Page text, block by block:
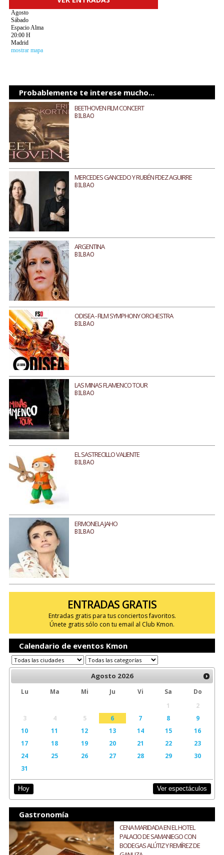
Agosto
Sábado
Espacio Alma
20:00 H
Madrid
mostrar mapa
Probablemente te interese mucho...
BEETHOVEN FILM CONCERT
BILBAO
MERCEDES GANCEDO Y RUBÉN FDEZ AGUIRRE
BILBAO
ARGENTINA
BILBAO
ODISEA - FILM SYMPHONY ORCHESTRA
BILBAO
LAS MINAS FLAMENCO TOUR
BILBAO
EL SASTRECILLO VALIENTE
BILBAO
ERMONELA JAHO
BILBAO
ENTRADAS GRATIS
Entradas gratis para tus conciertos favoritos.
Únete gratis sólo con tu email al Club Kmon.
Calendario de eventos Kmon
Agosto 2026
Lu Ma Mi Ju Vi Sa
Do
1
2
3
4 5 6 7 8
9
10
11 12 13 14 15
16
17
18 19 20 21 22
23
24
25 26 27 28 29
30
31
Hoy Ver espectáculos
Gastronomía
CENA MARIDADA EN EL HOTEL
PALACIO DE SAMANIEGO CON
BODEGAS ALÚTIZ Y REMÍREZ DE